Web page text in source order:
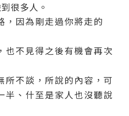
很多人。
，因為剛走過你將走的
也不見得之後有機會再次
所不談，所說的內容，可
半、什至是家人也沒聽說